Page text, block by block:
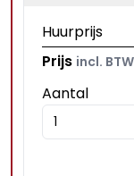
Huurprijs
Prijs incl. BTW
Aantal